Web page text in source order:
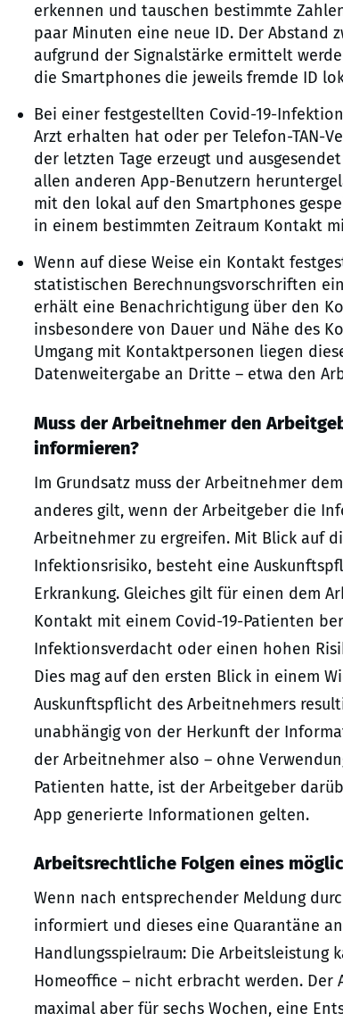
erkennen und tauschen bestimmte
paar Minuten eine neue ID. Der Abstand
aufgrund der Signalstärke ermittelt
die Smartphones die jeweils fremde ID
Bei einer festgestellten Covid-19-
Arzt erhalten hat oder per Telefon-TAN-
der letzten Tage erzeugt und
allen anderen App-Benutzern
mit den lokal auf den Smartphones
in einem bestimmten Zeitraum Kontakt
Wenn auf diese Weise ein Kontakt
statistischen Berechnungsvorschriften
erhält eine Benachrichtigung über den
insbesondere von Dauer und Nähe des
Umgang mit Kontaktpersonen liegen
Datenweitergabe an Dritte – etwa den
Muss der Arbeitnehmer den
informieren?
Im Grundsatz muss der Arbeitnehmer
anderes gilt, wenn der Arbeitgeber die
Arbeitnehmer zu ergreifen. Mit Blick auf
Infektionsrisiko, besteht eine
Erkrankung. Gleiches gilt für einen dem
Kontakt mit einem Covid-19-Patienten
Infektionsverdacht oder einen hohen
Dies mag auf den ersten Blick in einem
Auskunftspflicht des Arbeitnehmers
unabhängig von der Herkunft der
der Arbeitnehmer also – ohne
Patienten hatte, ist der Arbeitgeber
App generierte Informationen gelten.
Arbeitsrechtliche Folgen eines
Wenn nach entsprechender Meldung
informiert und dieses eine Quarantäne
Handlungsspielraum: Die
Homeoffice – nicht erbracht werden.
maximal aber für sechs Wochen, eine